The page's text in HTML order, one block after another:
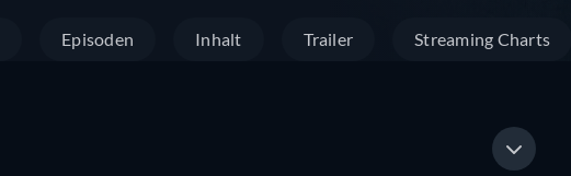
Episoden Inhalt Trailer Streaming Charts